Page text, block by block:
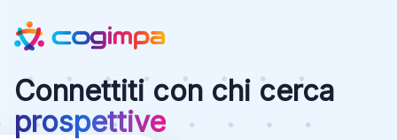
Connettiti con chi cerca
prospettive